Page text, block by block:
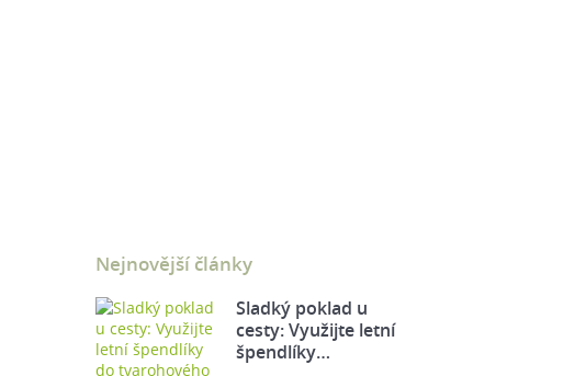
Nejnovější články
Sladký poklad u
cesty: Využijte letní
špendlíky…